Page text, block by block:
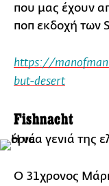
που μας έχουν
ποπ εκδοχή των
https://
but-desert
Fishnacht
O 31χρονος